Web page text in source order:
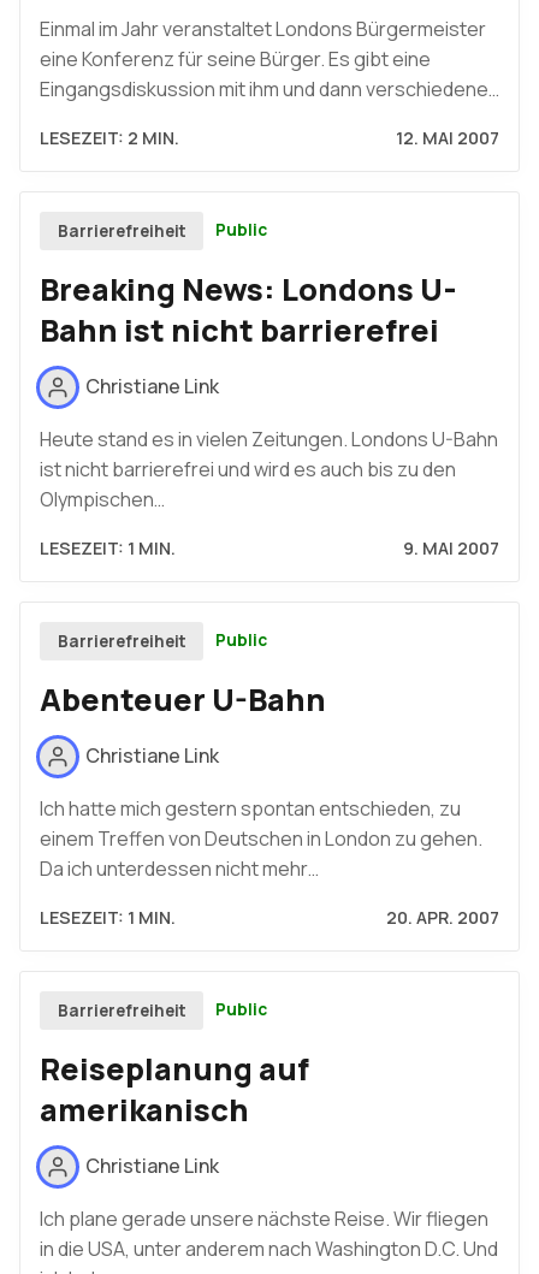
Einmal im Jahr veranstaltet Londons Bürgermeister
eine Konferenz für seine Bürger. Es gibt eine
Eingangsdiskussion mit ihm und dann verschiedene…
LESEZEIT: 2 MIN. 12. MAI 2007
Barrierefreiheit Public
Breaking News: Londons U-
Bahn ist nicht barrierefrei
Christiane Link
Heute stand es in vielen Zeitungen. Londons U-Bahn
ist nicht barrierefrei und wird es auch bis zu den
Olympischen…
LESEZEIT: 1 MIN. 9. MAI 2007
Barrierefreiheit Public
Abenteuer U-Bahn
Christiane Link
Ich hatte mich gestern spontan entschieden, zu
einem Treffen von Deutschen in London zu gehen.
Da ich unterdessen nicht mehr…
LESEZEIT: 1 MIN. 20. APR. 2007
Barrierefreiheit Public
Reiseplanung auf
amerikanisch
Christiane Link
Ich plane gerade unsere nächste Reise. Wir fliegen
in die USA, unter anderem nach Washington D.C. Und